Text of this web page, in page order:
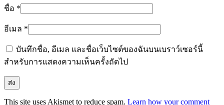
ชื่อ *
อีเมล *
บันทึกชื่อ, อีเมล และชื่อเว็บไซต์ของฉันบนเบราว์เซอร์นี้
สำหรับการแสดงความเห็นครั้งถัดไป
This site uses Akismet to reduce spam. Learn how your comment